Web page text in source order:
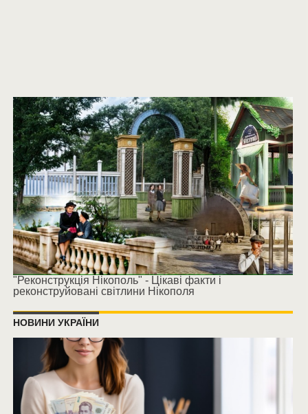
"Реконструкція Нікополь" - Цікаві факти і
реконструйовані світлини Нікополя
НОВИНИ УКРАЇНИ